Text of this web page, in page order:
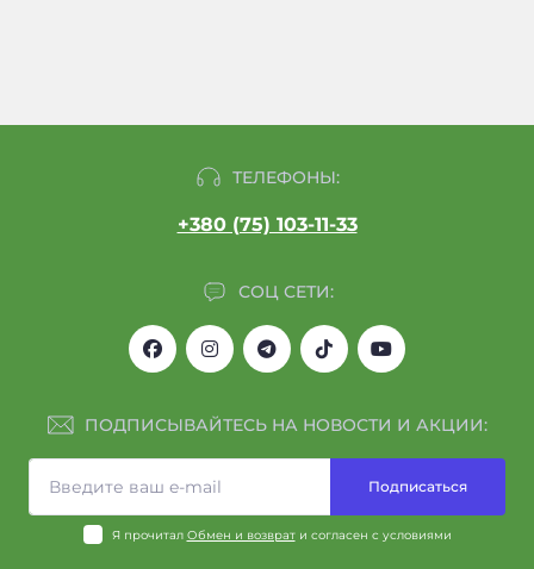
ТЕЛЕФОНЫ:
+380 (75) 103-11-33
СОЦ СЕТИ:
ПОДПИСЫВАЙТЕСЬ НА НОВОСТИ И АКЦИИ:
Подписаться
Я прочитал Обмен и возврати согласен с условиями